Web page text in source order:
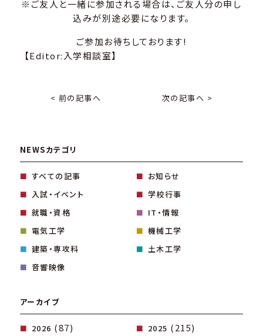
※ご友人と一緒に参加される場合は、ご友人分の申し
込みが別途必要になります。
ご参加お待ちしております!
【Editor:入学相談室】
< 前の記事へ 次の記事へ >
NEWSカテゴリ
すべての記事
お知らせ
入試・イベント
学校行事
就職・資格
IT・情報
電気工学
機械工学
建築・専攻科
土木工学
音響映像
アーカイブ
2026 (87) 2025 (215)